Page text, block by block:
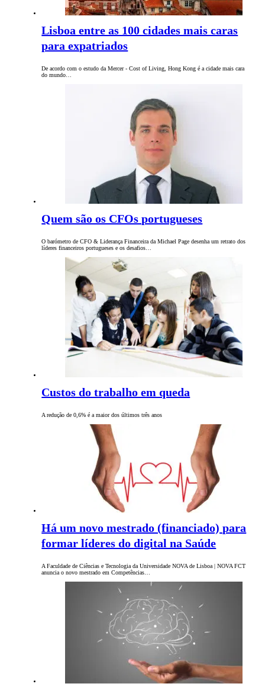
Lisboa entre as 100 cidades mais caras
para expatriados
De acordo com o estudo da Mercer - Cost of Living, Hong Kong é a cidade mais cara
do mundo…
Quem são os CFOs portugueses
O barómetro de CFO & Liderança Financeira da Michael Page desenha um retrato dos
líderes financeiros portugueses e os desafios…
Custos do trabalho em queda
A redução de 0,6% é a maior dos últimos três anos
Há um novo mestrado (financiado) para
formar líderes do digital na Saúde
A Faculdade de Ciências e Tecnologia da Universidade NOVA de Lisboa | NOVA FCT
anuncia o novo mestrado em Competências…